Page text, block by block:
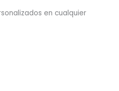
en cualquier